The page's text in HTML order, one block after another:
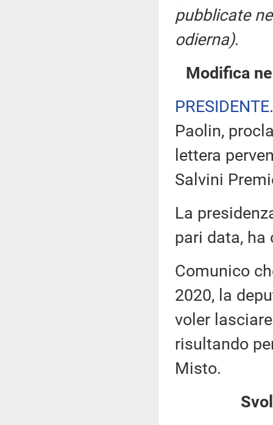
pubblicate
odierna).
Modifica
PRESIDENTE
Paolin,
lettera
Salvini
La
pari data,
Comunico
2020, la
voler
risultando
Misto.